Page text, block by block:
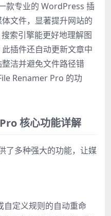
款专业的 WordPress 插
文件，显著提升网站的
索引擎能更好地理解图
插件还自动更新文章中
洁并避免文件路径错
Renamer Pro 的功
核心功能详解
了多种强大的功能，让媒
自定义规则的自动重命